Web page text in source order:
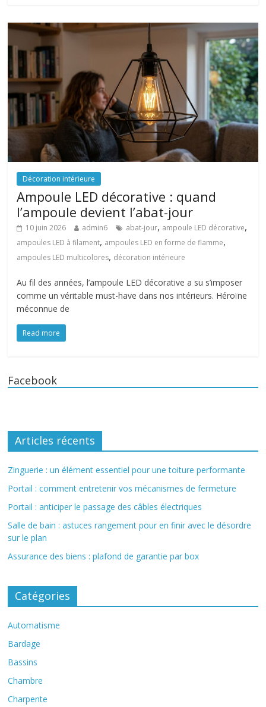
Décoration intérieure
Ampoule LED décorative : quand
l’ampoule devient l’abat-jour
10 juin 2026 admin6 abat-jour, ampoule LED décorative,
ampoules LED à filament, ampoules LED en forme de flamme,
ampoules LED multicolores, décoration intérieure
Au fil des années, l’ampoule LED décorative a su s’imposer
comme un véritable must-have dans nos intérieurs. Héroïne
méconnue de
Read more
Facebook
Articles récents
Zinguerie : un élément essentiel pour une toiture performante
Portail : comment entretenir vos mécanismes de fermeture
Portail : anticiper le passage des câbles électriques
Salle de bain : astuces rangement pour en finir avec le désordre
sur le plan
Assurance des biens : plafond de garantie par box
Catégories
Automatisme
Bardage
Bassins
Chambre
Charpente